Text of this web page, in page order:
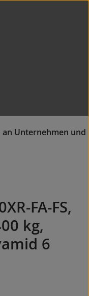
FA-FS,
kg,
6